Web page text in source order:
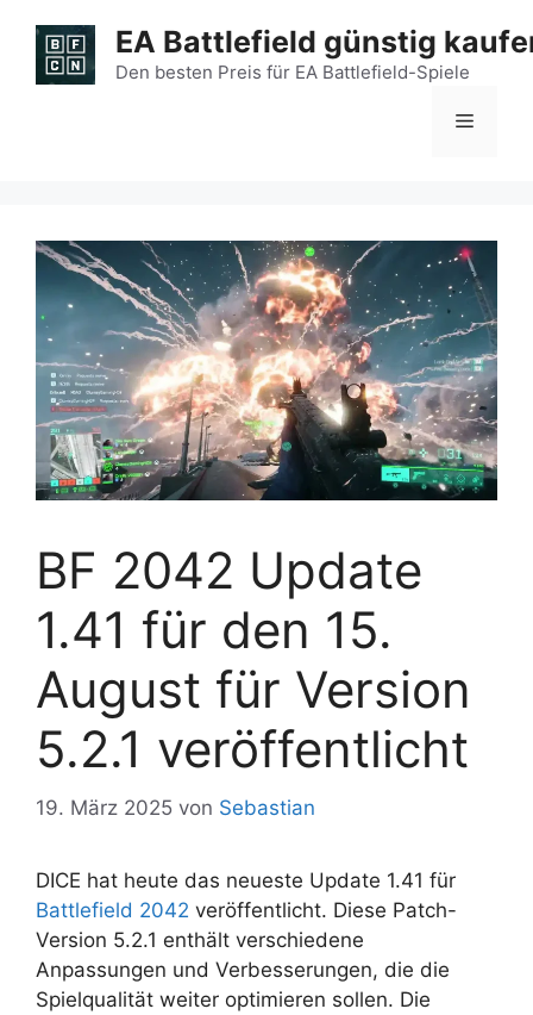
Inhalt
springen
EA Battlefield günstig
Den besten Preis für EA Battlefield-Spiele
Menü
BF 2042 Update
1.41 für den 15.
August für Version
5.2.1 veröffentlicht
19. März 2025 von Sebastian
DICE hat heute das neueste Update 1.41 für
Battlefield 2042 veröffentlicht. Diese Patch-
Version 5.2.1 enthält verschiedene
Anpassungen und Verbesserungen, die die
Spielqualität weiter optimieren sollen. Die